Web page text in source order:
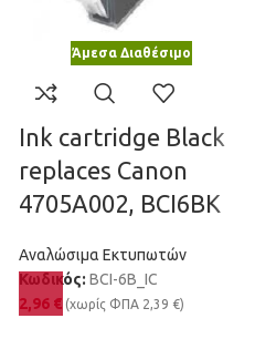
Άμεσα Διαθέσιμο
Ink cartridge Black
replaces Canon
4705A002, BCI6BK
Αναλώσιμα Εκτυπωτών
Κωδικός: BCI-6B_IC
2,96 € (χωρίς ΦΠΑ 2,39 €)